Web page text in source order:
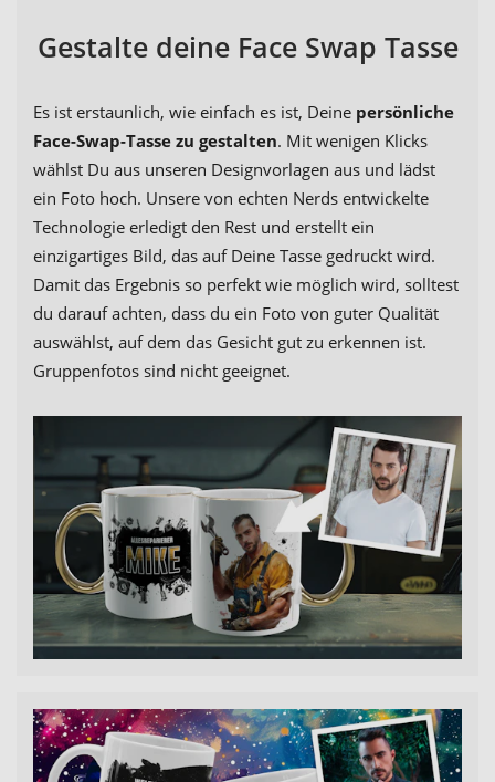
Gestalte deine Face Swap Tasse
Es ist erstaunlich, wie einfach es ist, Deine persönliche
Face-Swap-Tasse zu gestalten. Mit wenigen Klicks
wählst Du aus unseren Designvorlagen aus und lädst
ein Foto hoch. Unsere von echten Nerds entwickelte
Technologie erledigt den Rest und erstellt ein
einzigartiges Bild, das auf Deine Tasse gedruckt wird.
Damit das Ergebnis so perfekt wie möglich wird, solltest
du darauf achten, dass du ein Foto von guter Qualität
auswählst, auf dem das Gesicht gut zu erkennen ist.
Gruppenfotos sind nicht geeignet.